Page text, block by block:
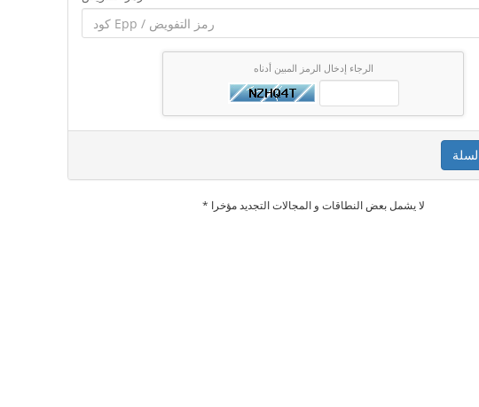
الرجاء إدخال الرمز المبين أدناه
* لا يشمل بعض النطاقات و المجالات التجديد مؤخرا